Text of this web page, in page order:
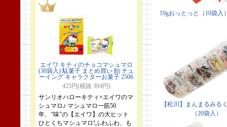
エイワ キティのチョコマシュマロ
(30袋入) 駄菓子 まとめ買い 飴 チュ
ーイング キャラクターお菓子 2506
425円(税抜 394円)
サンリオハローキティ×エイワのマ
シュマロ♪ マシュマロ一筋50
年、"味"の【エイワ】の大ヒット
ひとくちマシュマロ!ふわふわ、も